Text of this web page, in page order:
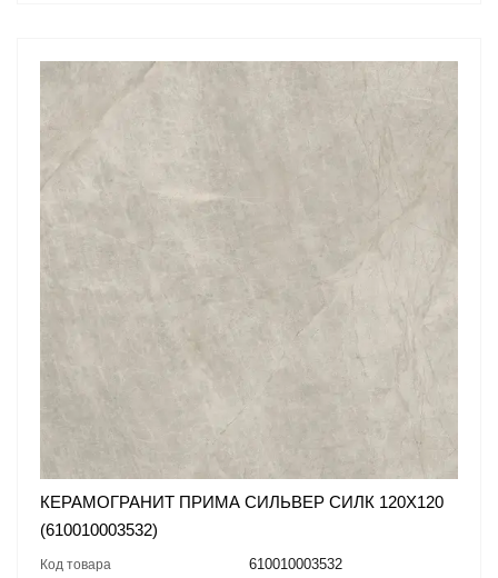
КЕРАМОГРАНИТ ПРИМА СИЛЬВЕР СИЛК 120X120
(610010003532)
Код товара 610010003532